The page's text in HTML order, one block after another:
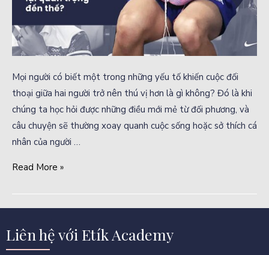
Mọi người có biết một trong những yếu tố khiến cuộc đối
thoại giữa hai người trở nên thú vị hơn là gì không? Đó là khi
chúng ta học hỏi được những điều mới mẻ từ đối phương, và
câu chuyện sẽ thường xoay quanh cuộc sống hoặc sở thích cá
nhân của người …
Read More »
Liên hệ với Etík Academy